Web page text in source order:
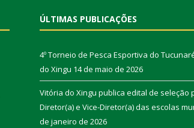
ÚLTIMAS PUBLICAÇÕES
4º Torneio de Pesca Esportiva do
do Xingu 14 de maio de 2026
Vitória do Xingu publica edital de seleção
Diretor(a) e Vice-Diretor(a) das escolas
de janeiro de 2026